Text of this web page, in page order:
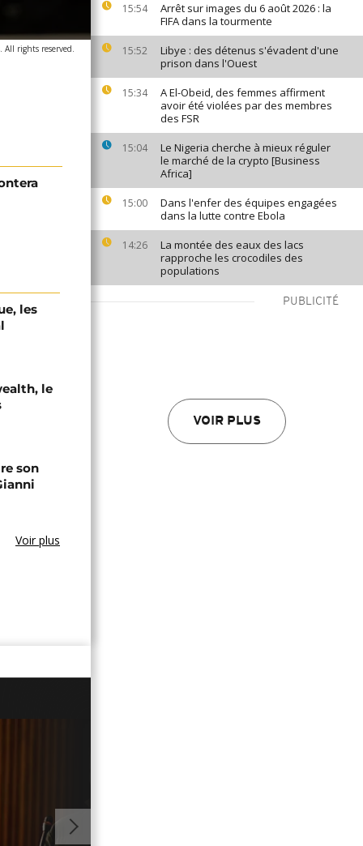
15:54
Arrêt sur images du 6 août 2026 : la
FIFA dans la tourmente
15:52
Libye : des détenus s'évadent d'une
prison dans l'Ouest
15:34
A El-Obeid, des femmes affirment
avoir été violées par des membres
des FSR
15:04
Le Nigeria cherche à mieux réguler
le marché de la crypto [Business
Africa]
15:00
Dans l'enfer des équipes engagées
dans la lutte contre Ebola
14:26
La montée des eaux des lacs
rapproche les crocodiles des
populations
PUBLICITÉ
VOIR PLUS
rights reserved.
les
le
son
Voir plus